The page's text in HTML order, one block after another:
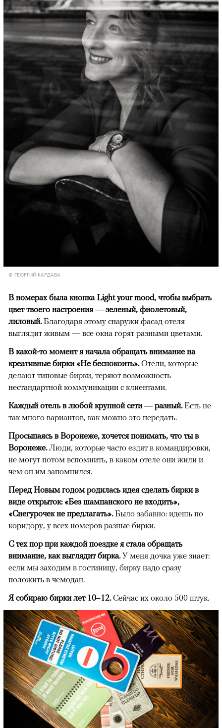
© ГЕОРГИЙ КАРДАВА
В номерах была кнопка Light your mood, чтобы выбрать
цвет твоего настроения — зеленый, фиолетовый,
лиловый.Благодаря этому снаружи фасад отеля
выглядит живым — все окна горят разными цветами.
В какой-то момент я начала обращать внимание на
креативные бирки «Не беспокоить».Отели, которые
делают типовые бирки, теряют возможность
нестандартной коммуникации с клиентами.
Каждый отель в любой крупной сети — разный.Есть не
так много вариантов, как можно это передать.
Просыпаясь в Воронеже, хочется понимать, что ты в
Воронеже.Люди, которые часто ездят в командировки,
не могут потом вспомнить, в каком отеле они жили и
чем он им запомнился.
Перед Новым годом родилась идея сделать бирки в
виде открыток: «Без шампанского не входить»,
«Снегурочек не предлагать».Было забавно: идешь по
коридору, у всех номеров разные бирки.
С тех пор при каждой поездке я стала обращать
внимание, как выглядит бирка.У меня дочка уже знает:
если мы заходим в гостиницу, бирку надо сразу
положить в чемодан.
Я собираю бирки лет 10–12.Сейчас их около 500 штук.